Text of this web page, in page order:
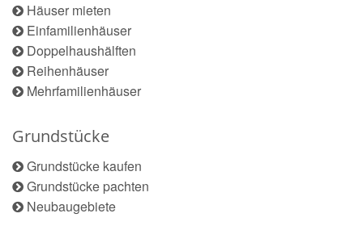
Häuser mieten
Einfamilienhäuser
Doppelhaushälften
Reihenhäuser
Mehrfamilienhäuser
Grundstücke
Grundstücke kaufen
Grundstücke pachten
Neubaugebiete